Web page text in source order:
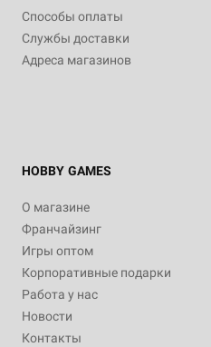
Способы оплаты
Службы доставки
Адреса магазинов
HOBBY GAMES
О магазине
Франчайзинг
Игры оптом
Корпоративные подарки
Работа у нас
Новости
Контакты